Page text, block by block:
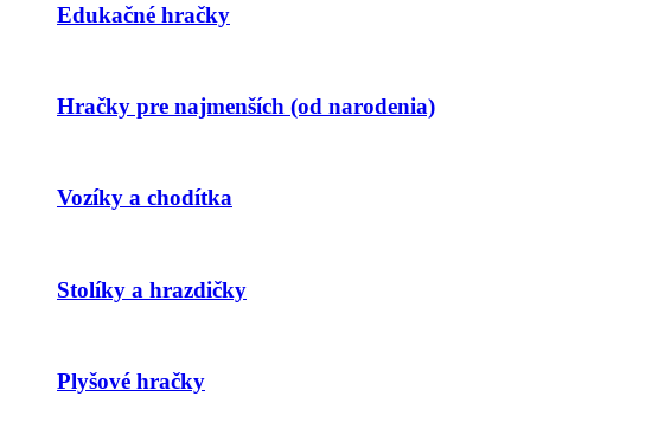
Edukačné hračky
Hračky pre najmenších (od narodenia)
Vozíky a chodítka
Stolíky a hrazdičky
Plyšové hračky